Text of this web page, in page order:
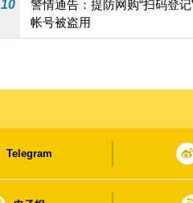
10
警情通告：提防网购“扫码登
帐号被盗用
Telegram